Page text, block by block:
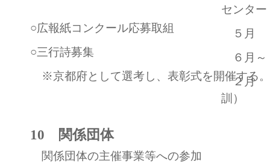
センター
○広報紙コンクール応募取組
５月
○三行詩募集
６月～
※京都府として選考し、表彰式を開催する。
２月
訓）
10 関係団体
関係団体の主催事業等への参加